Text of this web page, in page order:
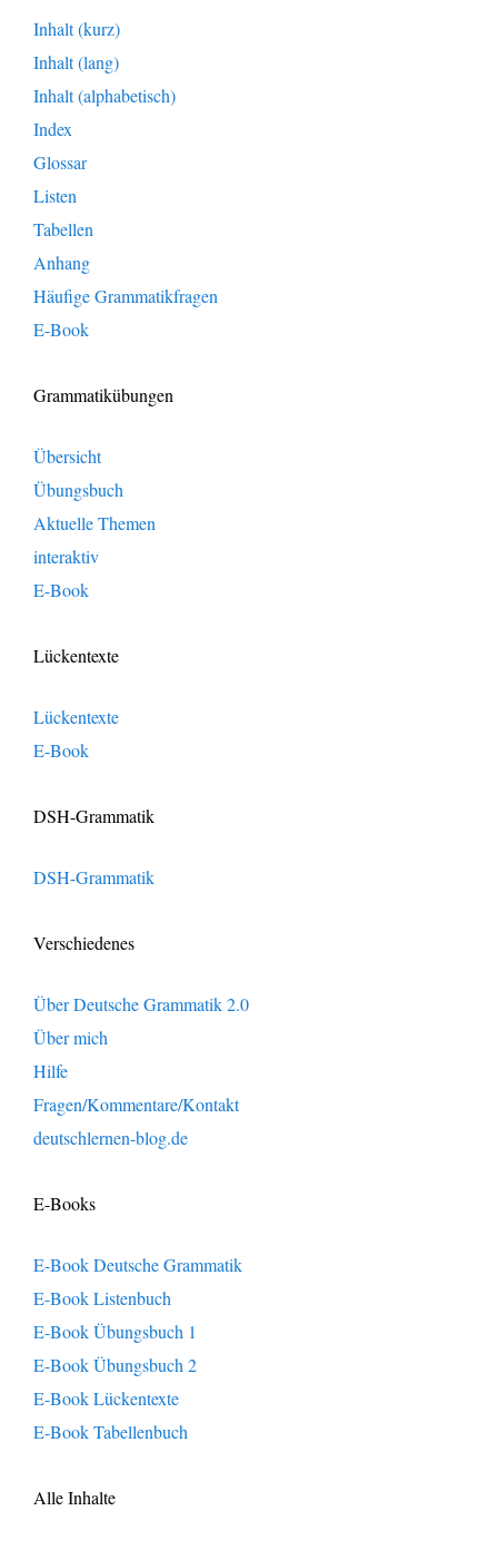
Inhalt (kurz)
Inhalt (lang)
Inhalt (alphabetisch)
Index
Glossar
Listen
Tabellen
Anhang
Häufige Grammatikfragen
E-Book
Grammatikübungen
Übersicht
Übungsbuch
Aktuelle Themen
interaktiv
E-Book
Lückentexte
Lückentexte
E-Book
DSH-Grammatik
DSH-Grammatik
Verschiedenes
Über Deutsche Grammatik 2.0
Über mich
Hilfe
Fragen/Kommentare/Kontakt
deutschlernen-blog.de
E-Books
E-Book Deutsche Grammatik
E-Book Listenbuch
E-Book Übungsbuch 1
E-Book Übungsbuch 2
E-Book Lückentexte
E-Book Tabellenbuch
Alle Inhalte